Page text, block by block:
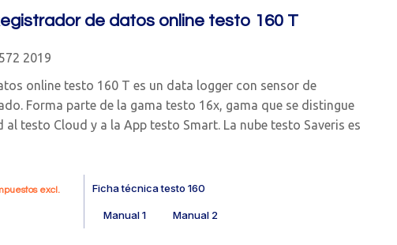
de datos online testo 160 T
2019
online testo 160 T es un data logger con sensor de
Forma parte de la gama testo 16x, gama que se distingue
testo Cloud y a la App testo Smart. La nube testo Saveris es
excl. Ficha técnica testo 160
Manual 1 Manual 2